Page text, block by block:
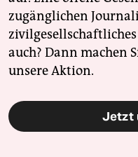
zugänglichen
auch? Dann machen
unsere Aktion.
Jetzt